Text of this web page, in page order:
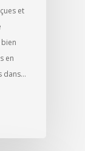
et
en
dans…